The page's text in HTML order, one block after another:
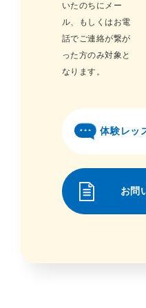
いたのちにメー
ル、もしくはお電
話でご連絡が繋が
った方のみ対象と
なります。
体験レッ
お問